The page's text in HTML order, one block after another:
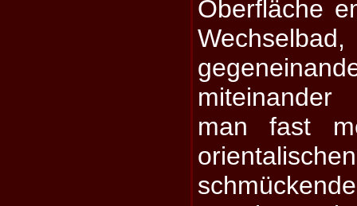
Oberfläche
miteinander
man fast